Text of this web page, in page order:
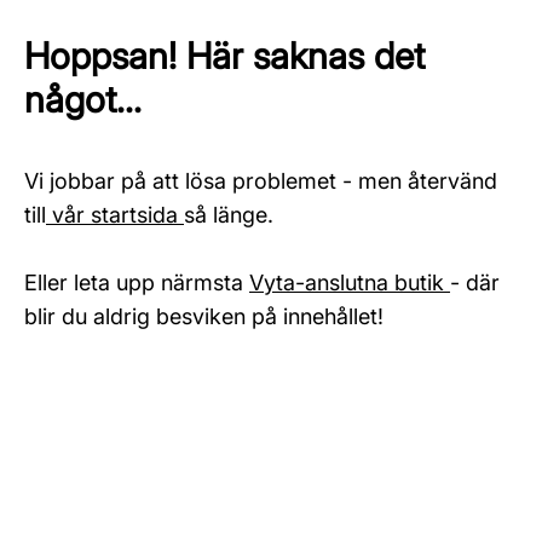
Hoppsan! Här saknas det
något...
Vi jobbar på att lösa problemet - men återvänd
till vår startsida så länge.
Eller leta upp närmsta Vyta-anslutna butik - där
blir du aldrig besviken på innehållet!